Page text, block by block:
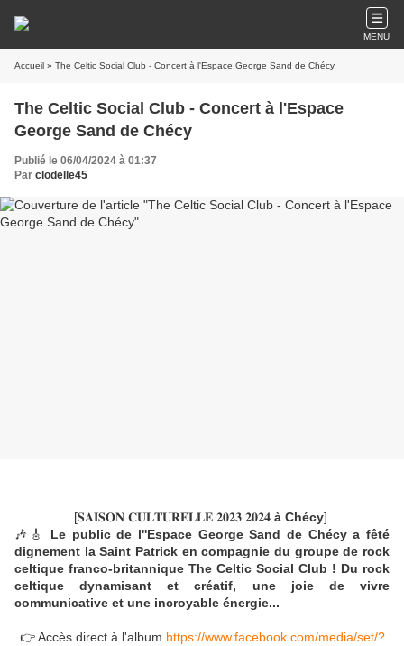
MENU
Accueil » The Celtic Social Club - Concert à l'Espace George Sand de Chécy
The Celtic Social Club - Concert à l'Espace
George Sand de Chécy
Publié le 06/04/2024 à 01:37
Par clodelle45
[𝐒𝐀𝐈𝐒𝐎𝐍 𝐂𝐔𝐋𝐓𝐔𝐑𝐄𝐋𝐋𝐄 𝟐𝟎𝟐𝟑 𝟐𝟎𝟐𝟒 à Chécy]
🎶🎸 Le public de l''Espace George Sand de Chécy a fêté
dignement la Saint Patrick en compagnie du groupe de rock
celtique franco-britannique The Celtic Social Club ! Du rock
celtique dynamisant et créatif, une joie de vivre
communicative et une incroyable énergie...
👉 Accès direct à l'album https://www.facebook.com/media/set/?